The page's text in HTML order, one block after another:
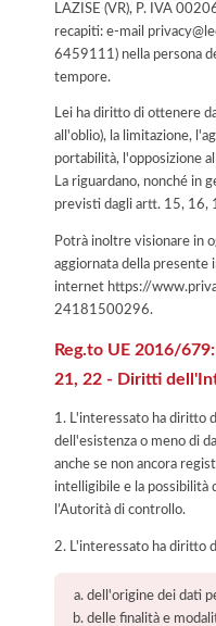
LAZISE (VR), P. IVA
recapiti: e-mail
6459111) nella persona
tempore.
Lei ha diritto di ottenere
all'oblio), la limitazione,
portabilità, l'opposizione
La riguardano, nonché in
previsti dagli artt. 15, 16,
Potrà inoltre visionare in
aggiornata della presente
internet https://
24181500296.
Reg.to UE 2016/
21, 22 - Diritti
1. L'interessato ha diritto
dell'esistenza o meno di
anche se non ancora
intelligibile e la possibilità
l’Autorità di controllo.
2. L'interessato ha diritto
dell'origine dei dati
delle finalità e